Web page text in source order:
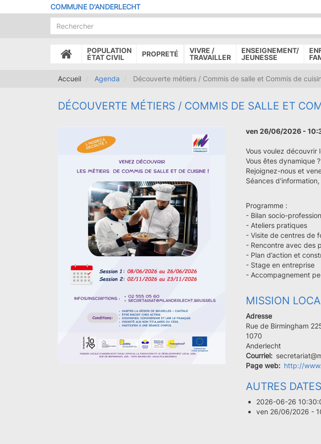
au
COMMUNE D'ANDERLECHT
ACCUEIL
POPULATION
ÉTAT CIVIL
PROPRETÉ
VIVRE /
TRAVAILLER
ENSEIGNEMENT/
JEUNESSE
Accueil Agenda Découverte métiers / Commis de salle et Commis de
DÉCOUVERTE MÉTIERS / COMMIS DE SALLE ET
ven 26/06/2026 -
Vous voulez découvrir
Vous êtes dynamique ?
Rejoignez-nous et
Séances
Programme :
- Bilan socio-
- Ateliers pratiques
- Visite de centres de
- Rencontre avec des
- Plan d’action et
- Stage en entreprise
- Accompagnement
MISSION
Adresse
Rue de Birmingham
Code
postal
1070
Ville
Anderlecht
Courriel
Page web
http://
AUTRES DATES
2026-06-26
ven 26/06/2026 -